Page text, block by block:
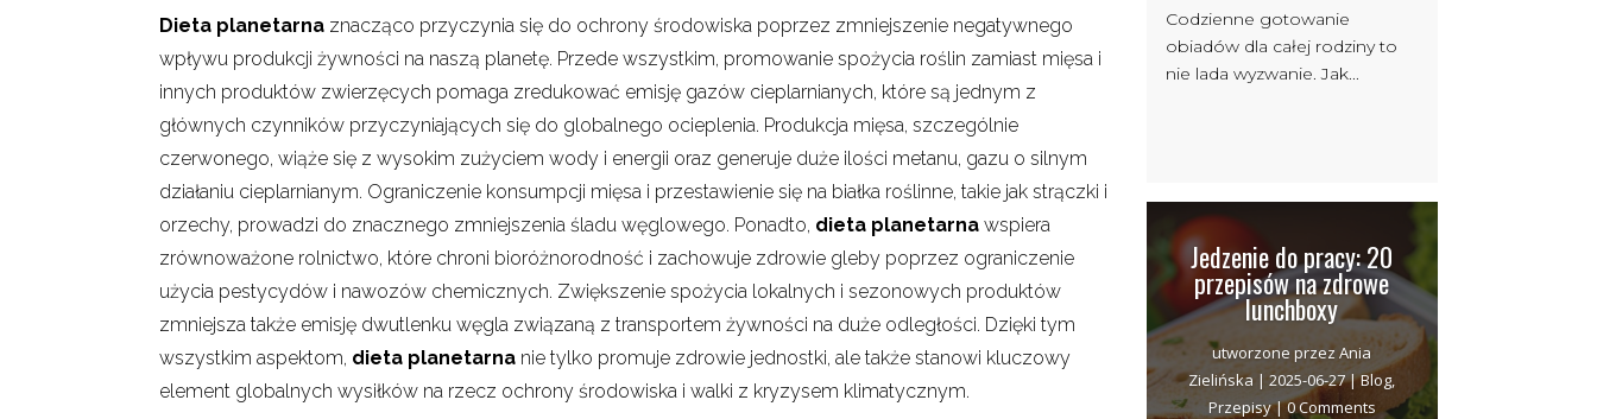
Dieta planetarna znacząco przyczynia się do ochrony środowiska poprzez zmniejszenie negatywnego
wpływu produkcji żywności na naszą planetę. Przede wszystkim, promowanie spożycia roślin zamiast mięsa i
innych produktów zwierzęcych pomaga zredukować emisję gazów cieplarnianych, które są jednym z
głównych czynników przyczyniających się do globalnego ocieplenia. Produkcja mięsa, szczególnie
czerwonego, wiąże się z wysokim zużyciem wody i energii oraz generuje duże ilości metanu, gazu o silnym
działaniu cieplarnianym. Ograniczenie konsumpcji mięsa i przestawienie się na białka roślinne, takie jak strączki i
orzechy, prowadzi do znacznego zmniejszenia śladu węglowego. Ponadto, dieta planetarna wspiera
zrównoważone rolnictwo, które chroni bioróżnorodność i zachowuje zdrowie gleby poprzez ograniczenie
użycia pestycydów i nawozów chemicznych. Zwiększenie spożycia lokalnych i sezonowych produktów
zmniejsza także emisję dwutlenku węgla związaną z transportem żywności na duże odległości. Dzięki tym
wszystkim aspektom, dieta planetarna nie tylko promuje zdrowie jednostki, ale także stanowi kluczowy
element globalnych wysiłków na rzecz ochrony środowiska i walki z kryzysem klimatycznym.
Codzienne gotowanie
obiadów dla całej rodziny to
nie lada wyzwanie. Jak...
Jedzenie do pracy: 20
przepisów na zdrowe
lunchboxy
utworzone przezAnia
Zielińska |2025-06-27|Blog,
Przepisy| 0 Comments